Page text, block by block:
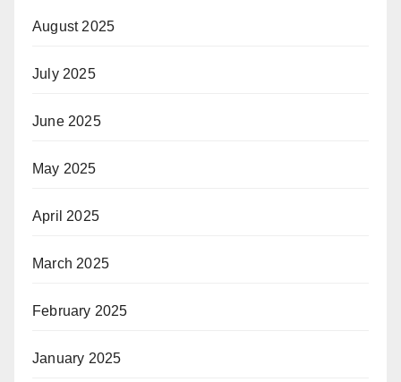
August 2025
July 2025
June 2025
May 2025
April 2025
March 2025
February 2025
January 2025